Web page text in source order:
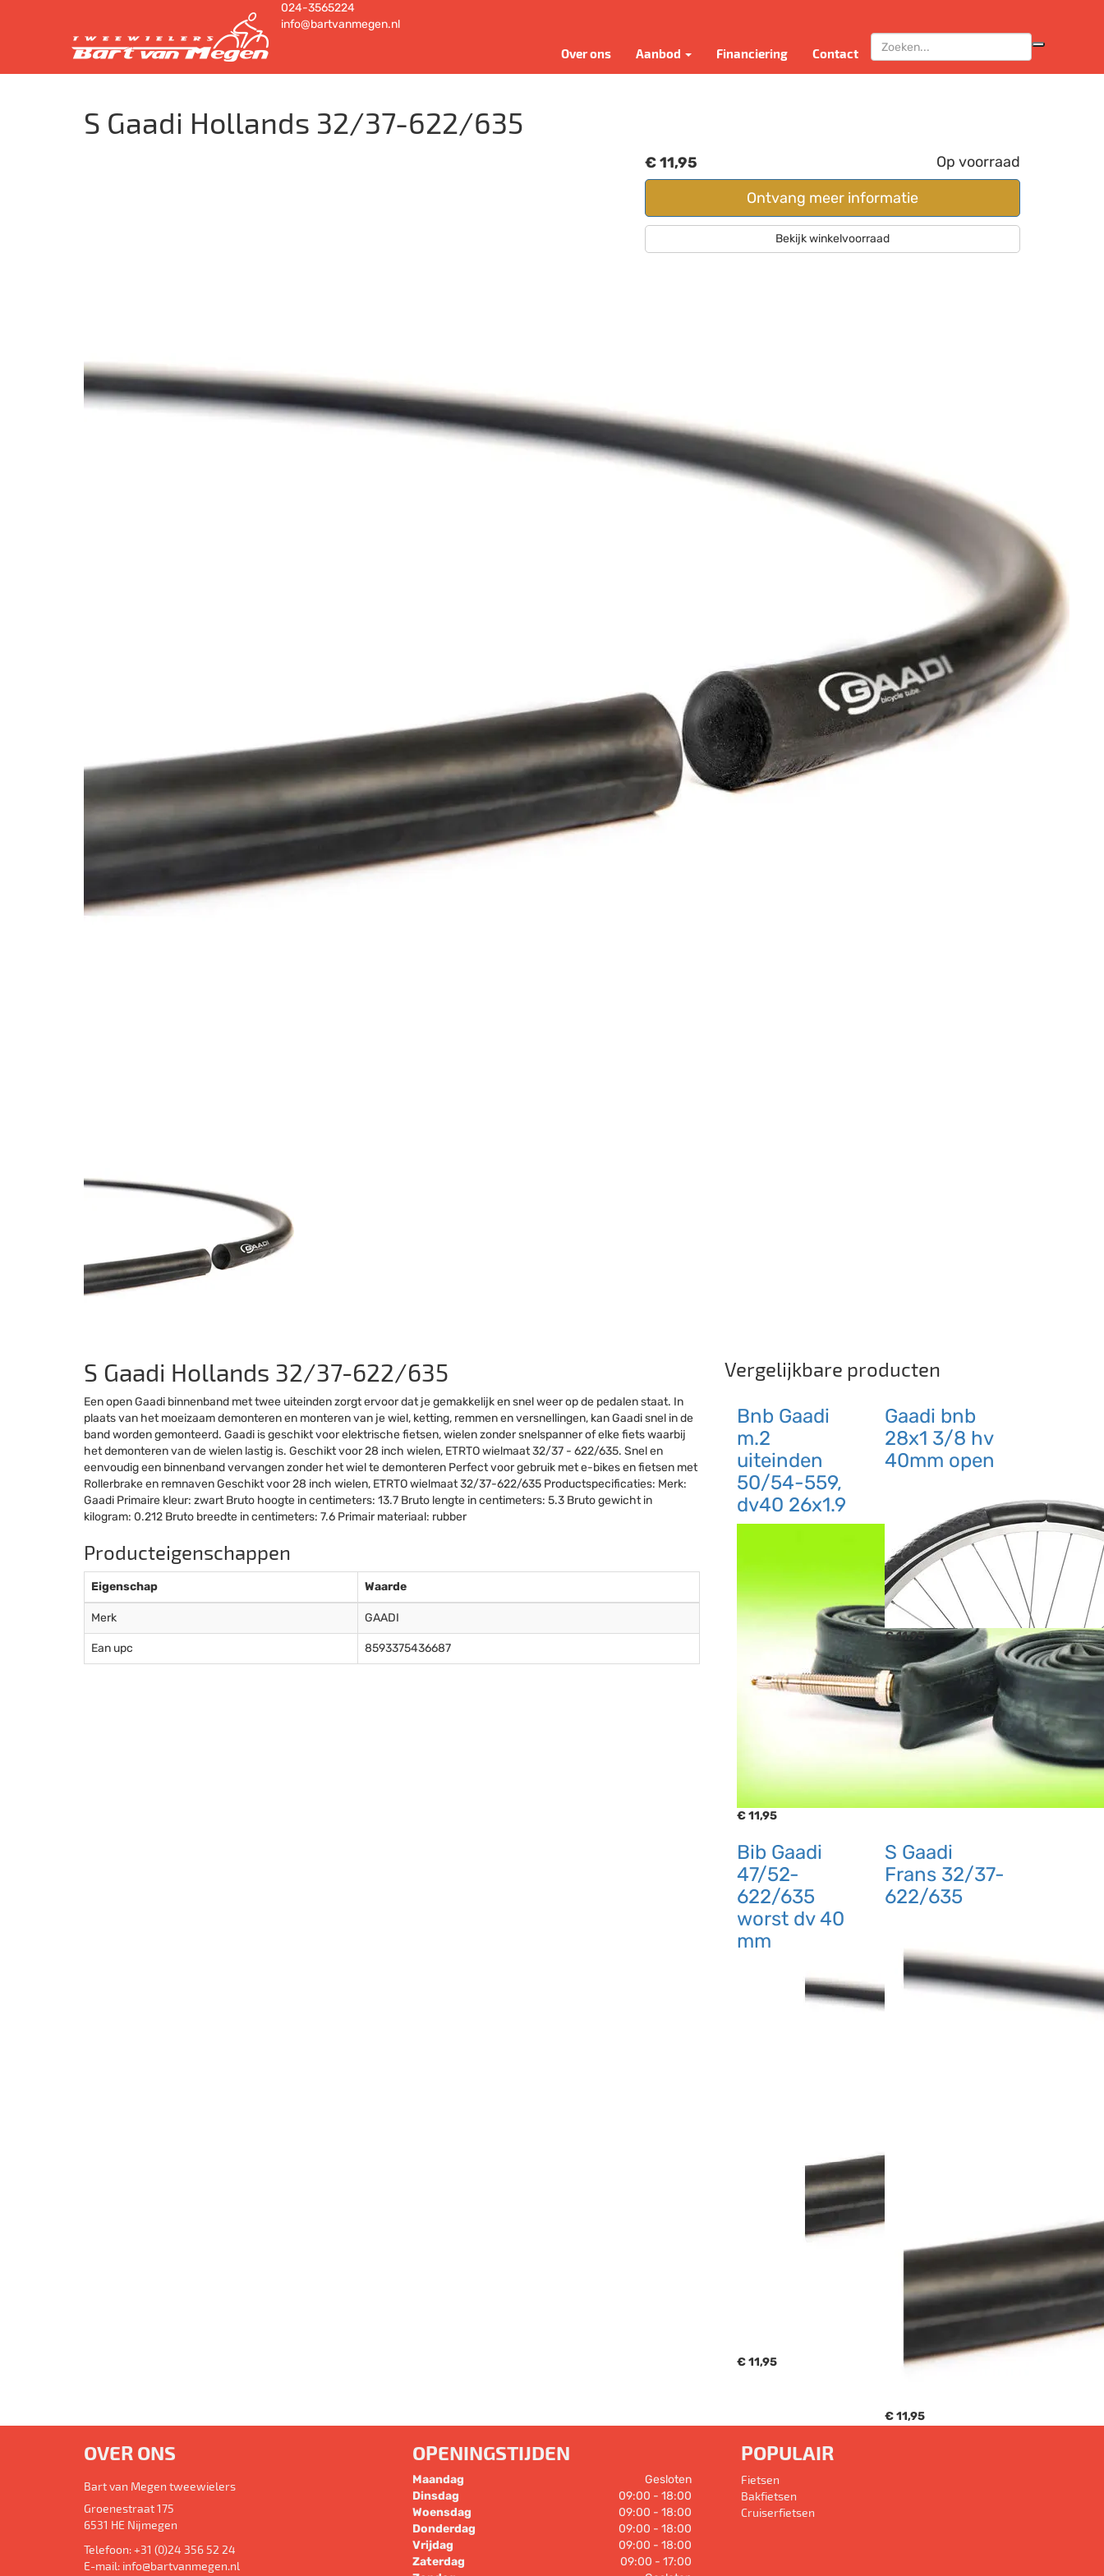
024-3565224
info@bartvanmegen.nl
Over ons Aanbod Financiering Contact
S Gaadi Hollands 32/37-622/635
€ 11,95
Op voorraad
Ontvang meer informatie
Bekijk winkelvoorraad
S Gaadi Hollands 32/37-622/635
Een open Gaadi binnenband met twee uiteinden zorgt ervoor dat je gemakkelijk en snel weer op de pedalen staat. In
plaats van het moeizaam demonteren en monteren van je wiel, ketting, remmen en versnellingen, kan Gaadi snel in de
band worden gemonteerd. Gaadi is geschikt voor elektrische fietsen, wielen zonder snelspanner of elke fiets waarbij
het demonteren van de wielen lastig is. Geschikt voor 28 inch wielen, ETRTO wielmaat 32/37 - 622/635. Snel en
eenvoudig een binnenband vervangen zonder het wiel te demonteren Perfect voor gebruik met e-bikes en fietsen met
Rollerbrake en remnaven Geschikt voor 28 inch wielen, ETRTO wielmaat 32/37-622/635 Productspecificaties: Merk:
Gaadi Primaire kleur: zwart Bruto hoogte in centimeters: 13.7 Bruto lengte in centimeters: 5.3 Bruto gewicht in
kilogram: 0.212 Bruto breedte in centimeters: 7.6 Primair materiaal: rubber
Producteigenschappen
Eigenschap Waarde
Merk GAADI
Ean upc 8593375436687
Vergelijkbare producten
Bnb Gaadi
m.2
uiteinden
50/54-559,
dv40 26x1.9
€ 11,95
Gaadi bnb
28x1 3/8 hv
40mm open
€ 11,95
Bib Gaadi
47/52-
622/635
worst dv 40
mm
€ 11,95
S Gaadi
Frans 32/37-
622/635
€ 11,95
OVER ONS
Bart van Megen tweewielers
Groenestraat 175
6531 HE Nijmegen
Telefoon:+31 (0)24 356 52 24
E-mail: info@bartvanmegen.nl
OPENINGSTIJDEN
Maandag
Gesloten
Dinsdag
09:00 - 18:00
Woensdag
09:00 - 18:00
Donderdag
09:00 - 18:00
Vrijdag
09:00 - 18:00
Zaterdag
09:00 - 17:00
POPULAIR
Fietsen
Bakfietsen
Cruiserfietsen